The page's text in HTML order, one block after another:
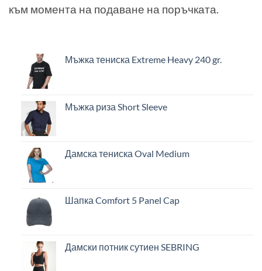
към момента на подаване на поръчката.
Мъжка тениска Extreme Heavy 240 gr.
Мъжка риза Short Sleeve
Дамска тениска Oval Medium
Шапка Comfort 5 Panel Cap
Дамски потник сутиен SEBRING